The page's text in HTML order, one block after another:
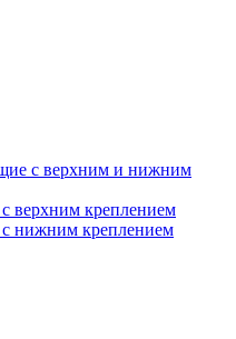
с верхним и нижним
верхним креплением
нижним креплением